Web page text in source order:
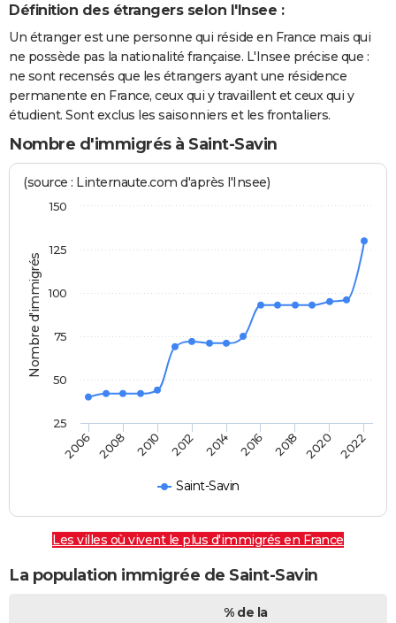
Définition des étrangers selon l'Insee :
Un étranger est une personne qui réside en France mais qui
ne possède pas la nationalité française. L'Insee précise que :
ne sont recensés que les étrangers ayant une résidence
permanente en France, ceux qui y travaillent et ceux qui y
étudient. Sont exclus les saisonniers et les frontaliers.
Nombre d'immigrés à Saint-Savin
Nombre d'immigrés
(source : Linternaute.com d'après l'Insee)
Saint-Savin
2006 2008 2010 2012 2014 2016 2018 2020 2022
25
50
75
100
125
150
Les villes où vivent le plus d'immigrés en France
La population immigrée de Saint-Savin
% de la